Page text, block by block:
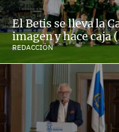
El Betis se lleva la
imagen y hace caja
REDACCIÓN